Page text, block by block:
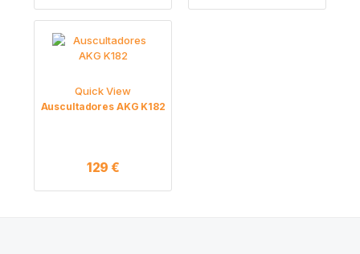
Quick View
Auscultadores AKG K182
129 €